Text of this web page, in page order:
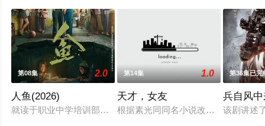
第08集 2.0
人鱼(2026)
就读于职业中学培训部的花季女生苏琳（黄杨钿甜 饰），虽自
第14集 1.0
天才，女友
根据素光同同名小说改编。江逾白长
第36集已完
兵自风
该剧讲述